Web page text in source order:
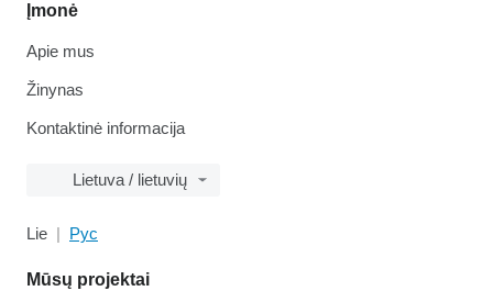
Įmonė
Apie mus
Žinynas
Kontaktinė informacija
Lietuva / lietuvių
Lie Рус
Mūsų projektai